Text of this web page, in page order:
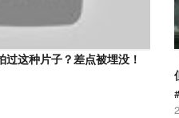
过这种片子？差点被埋没！